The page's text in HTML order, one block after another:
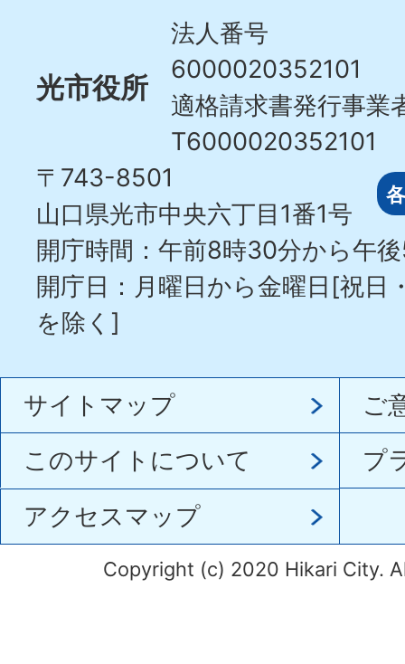
光市役所
法人番号
6000020352101
適格請求書発行事業
T6000020352101
〒743-8501
山口県光市中央六丁目1番1号
開庁時間：午前8時30分から午
開庁日：月曜日から金曜日[祝日
を除く]
サイトマップ
ご
このサイトについて
プ
アクセスマップ
Copyright (c) 2020 Hikari City.